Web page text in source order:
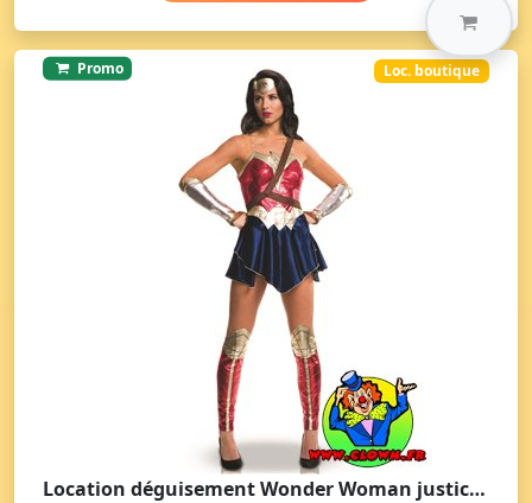
Promo Loc. boutique
Location déguisement Wonder Woman justice league